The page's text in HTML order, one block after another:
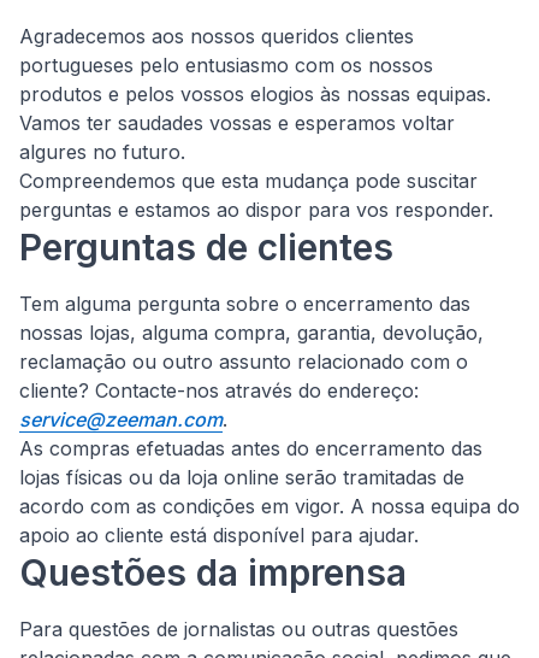
Homepage
Agradecemos aos nossos queridos clientes
portugueses pelo entusiasmo com os nossos
produtos e pelos vossos elogios às nossas equipas.
Vamos ter saudades vossas e esperamos voltar
algures no futuro.
Compreendemos que esta mudança pode suscitar
perguntas e estamos ao dispor para vos responder.
Perguntas de clientes
Tem alguma pergunta sobre o encerramento das
nossas lojas, alguma compra, garantia, devolução,
reclamação ou outro assunto relacionado com o
cliente? Contacte-nos através do endereço:
service@zeeman.com.
As compras efetuadas antes do encerramento das
lojas físicas ou da loja online serão tramitadas de
acordo com as condições em vigor. A nossa equipa do
apoio ao cliente está disponível para ajudar.
Questões da imprensa
Para questões de jornalistas ou outras questões